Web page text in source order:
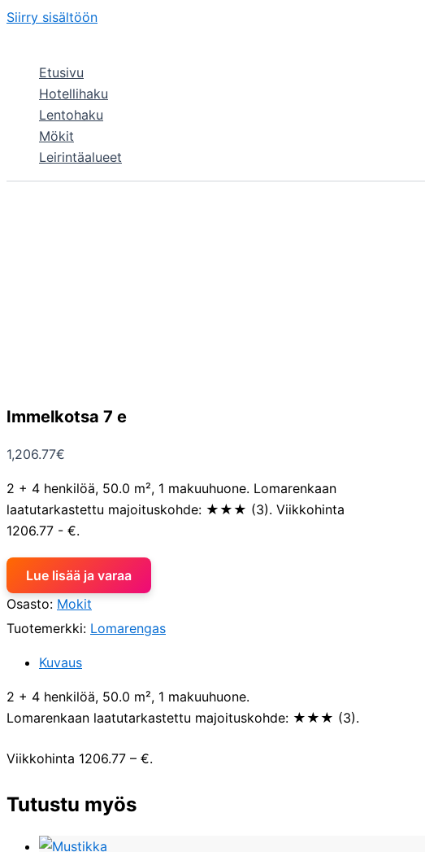
Siirry sisältöön
Etusivu
Hotellihaku
Lentohaku
Mökit
Leirintäalueet
Immelkotsa 7 e
1,206.77€
2 + 4 henkilöä, 50.0 m², 1 makuuhuone. Lomarenkaan
laatutarkastettu majoituskohde: ★★★ (3). Viikkohinta
1206.77 - €.
Lue lisää ja varaa
Osasto: Mokit
Tuotemerkki: Lomarengas
Kuvaus
2 + 4 henkilöä, 50.0 m², 1 makuuhuone.
Lomarenkaan laatutarkastettu majoituskohde: ★★★ (3).
Viikkohinta 1206.77 – €.
Tutustu myös